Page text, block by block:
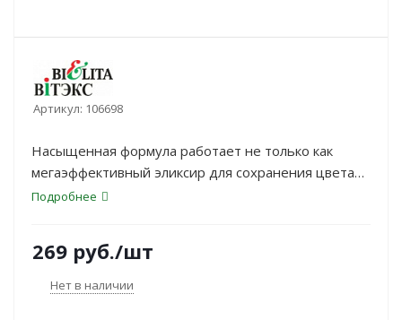
Артикул: 106698
Насыщенная формула работает не только как
мегаэффективный эликсир для сохранения цвета
окрашенных волос, но и как термозащитная
Подробнее
269 руб./шт
Нет в наличии